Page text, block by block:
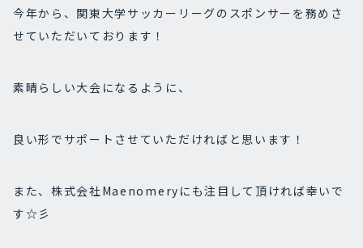
今年から、関東大学サッカーリーグのスポンサーを務めさ
せていただいております！
素晴らしい大会になるように、
良い形でサポートさせていただければと思います！
また、株式会社Maenomeryにも注目して頂ければ幸いで
す☆彡